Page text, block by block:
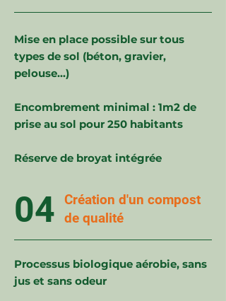
Mise en place possible sur tous
types de sol (béton, gravier,
pelouse...)
Encombrement minimal : 1m2 de
prise au sol pour 250 habitants
Réserve de broyat intégrée
04
Création d'un compost
de qualité
Processus biologique aérobie, sans
jus et sans odeur